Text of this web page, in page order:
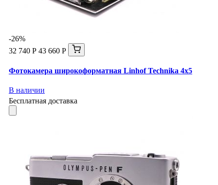
-26%
32 740 Р 43 660 Р
Фотокамера широкоформатная Linhof Technika 4x5
В наличии
Бесплатная доставка